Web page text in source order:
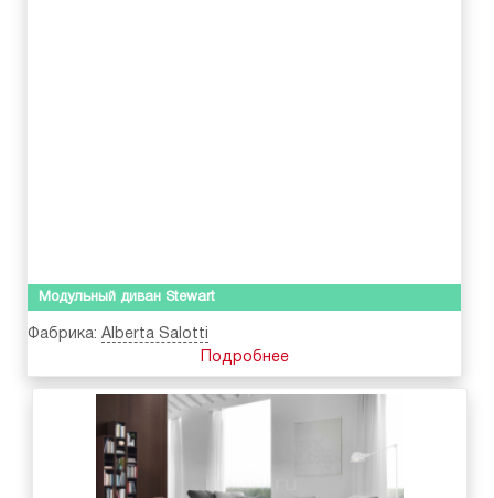
Модульный диван Stewart
Фабрика: Alberta Salotti
Подробнее